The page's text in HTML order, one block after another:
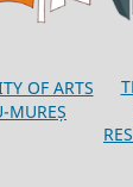
OF ARTS
MUREȘ